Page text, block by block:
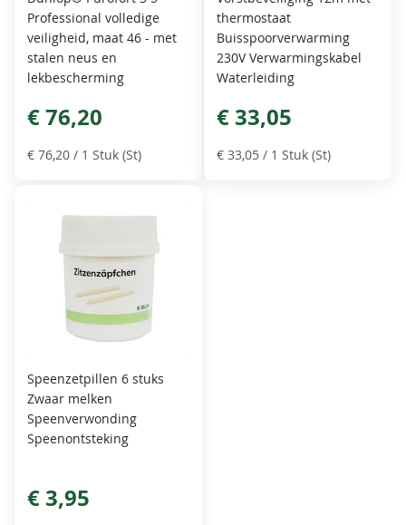
Professional volledige
veiligheid, maat 46 - met
stalen neus en
lekbescherming
€ 76,20
€ 76,20 / 1 Stuk (St)
thermostaat
Buisspoorverwarming
230V Verwarmingskabel
Waterleiding
€ 33,05
€ 33,05 / 1 Stuk (St)
Speenzetpillen 6 stuks
Zwaar melken
Speenverwonding
Speenontsteking
€ 3,95